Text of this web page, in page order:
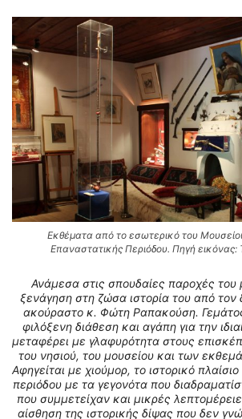
Εκθέματα από το εσωτερικό του
Επαναστατικής Περιόδου. Πηγή εικόνας:
Ανάμεσα στις σπουδαίες παροχές του
ξενάγηση στη ζώσα ιστορία του από τον
ακούραστο κ. Φώτη Ραπακούση.
φιλόξενη διάθεση και αγάπη για την
μεταφέρει με γλαφυρότητα στους
του νησιού, του μουσείου και των
Αφηγείται με χιούμορ, το ιστορικό
περιόδου με τα γεγονότα που
που συμμετείχαν και μικρές
αίσθηση της ιστορικής δίψας που δεν